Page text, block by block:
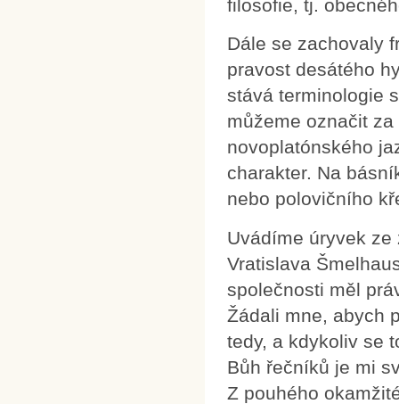
filosofie, tj.
Dále se zachovaly
pravost desátého
stává terminologie
můžeme označit
novoplatónského
charakter. Na
nebo polovičního
Uvádíme úryvek
Vratislava
společnosti měl
Žádali mne, abych
tedy, a kdykoliv se
Bůh řečníků je mi
Z pouhého